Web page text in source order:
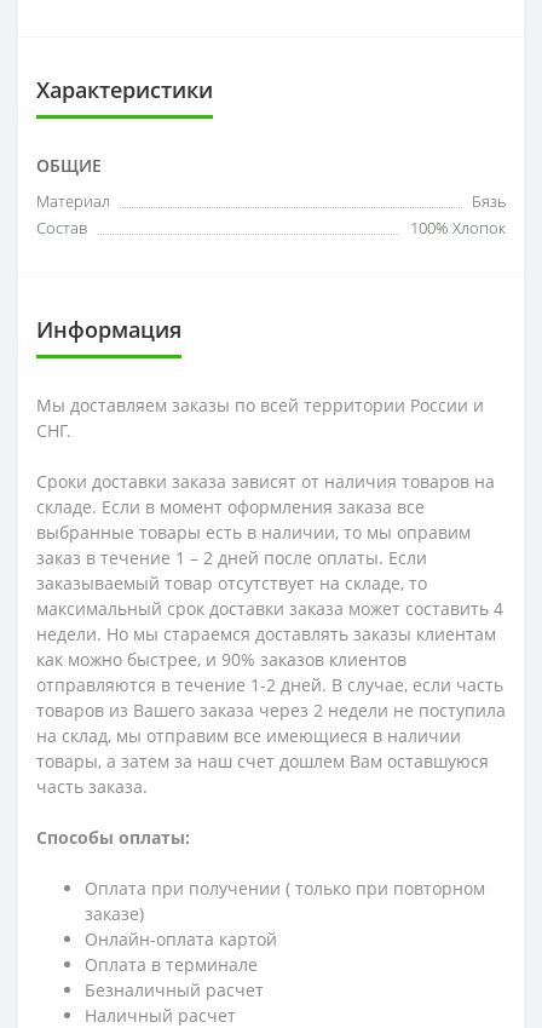
Характеристики
ОБЩИЕ
Материал
Бязь
Состав
100% Хлопок
Информация
Мы доставляем заказы по всей территории России и
СНГ.
Сроки доставки заказа зависят от наличия товаров на
складе. Если в момент оформления заказа все
выбранные товары есть в наличии, то мы оправим
заказ в течение 1 – 2 дней после оплаты. Если
заказываемый товар отсутствует на складе, то
максимальный срок доставки заказа может составить 4
недели. Но мы стараемся доставлять заказы клиентам
как можно быстрее, и 90% заказов клиентов
отправляются в течение 1-2 дней. В случае, если часть
товаров из Вашего заказа через 2 недели не поступила
на склад, мы отправим все имеющиеся в наличии
товары, а затем за наш счет дошлем Вам оставшуюся
часть заказа.
Способы оплаты:
Оплата при получении ( только при повторном
заказе)
Онлайн-оплата картой
Оплата в терминале
Безналичный расчет
Наличный расчет